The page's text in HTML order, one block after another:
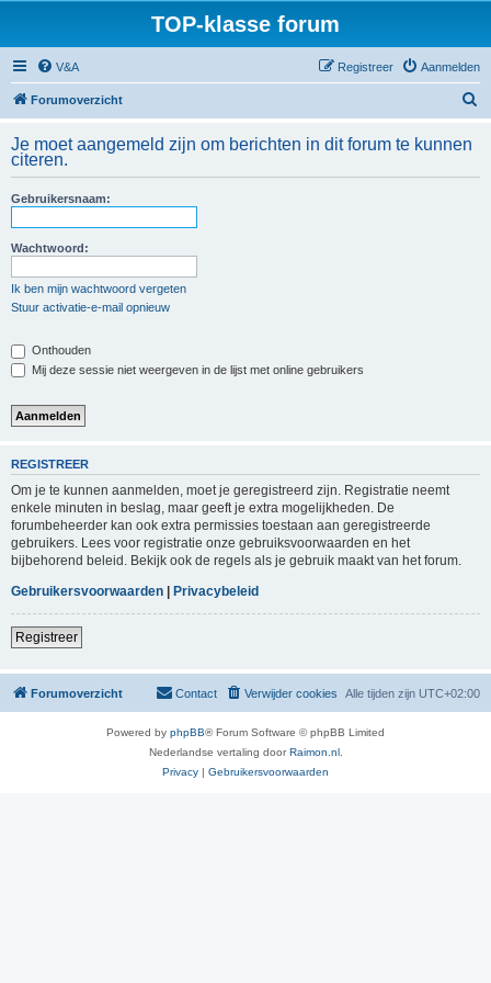
TOP-klasse forum
V&A Aanmelden
Registreer
Forumoverzicht
k
Je moet aangemeld zijn om berichten in dit forum te kunnen
citeren.
Gebruikersnaam:
Wachtwoord:
Ik ben mijn wachtwoord vergeten
Stuur activatie-e-mail opnieuw
Onthouden
Mij deze sessie niet weergeven in de lijst met online gebruikers
REGISTREER
Om je te kunnen aanmelden, moet je geregistreerd zijn. Registratie neemt
enkele minuten in beslag, maar geeft je extra mogelijkheden. De
forumbeheerder kan ook extra permissies toestaan aan geregistreerde
gebruikers. Lees voor registratie onze gebruiksvoorwaarden en het
bijbehorend beleid. Bekijk ook de regels als je gebruik maakt van het forum.
Gebruikersvoorwaarden | Privacybeleid
Registreer
Forumoverzicht Alle tijden zijn UTC+02:00
Verwijder cookies
Contact
Powered by phpBB® Forum Software © phpBB Limited
Nederlandse vertaling doorRaimon.nl.
Privacy | Gebruikersvoorwaarden